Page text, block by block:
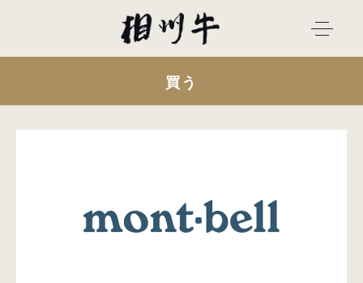
買う